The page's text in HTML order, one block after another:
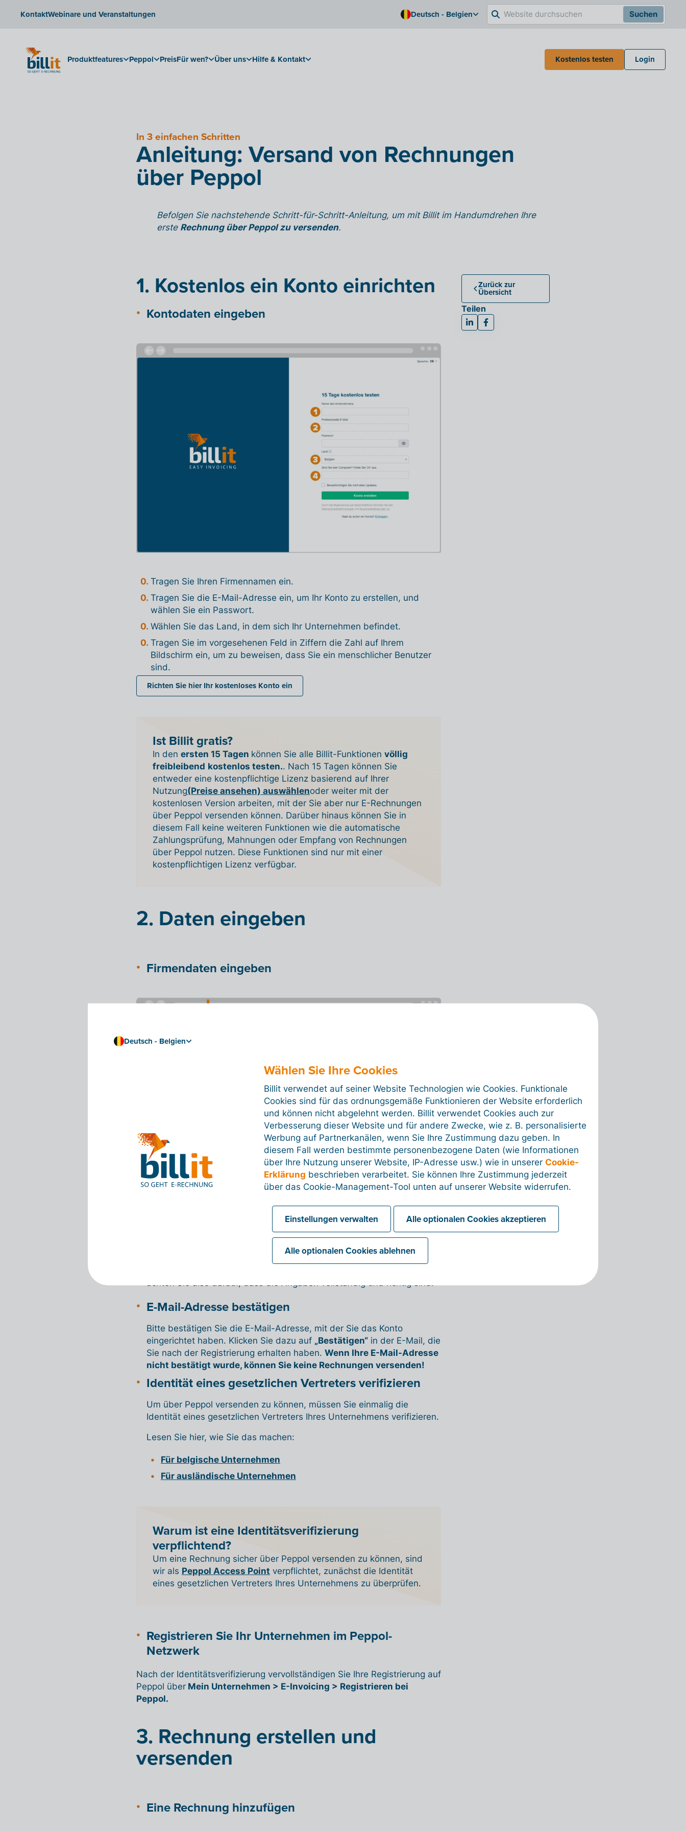
KontaktWebinare und Veranstaltungen Deutsch - Belgien Suchen
Produktfeatures Peppol PreisFür wen? Über uns Hilfe & Kontakt Kostenlos testen Login
In 3 einfachen Schritten
Anleitung: Versand von Rechnungen
über Peppol
Befolgen Sie nachstehende Schritt-für-Schritt-Anleitung, um mit Billit im Handumdrehen Ihre
erste Rechnung über Peppol zu versenden.
1. Kostenlos ein Konto einrichten
Kontodaten eingeben
Tragen Sie Ihren Firmennamen ein.
Tragen Sie die E-Mail-Adresse ein, um Ihr Konto zu erstellen, und
wählen Sie ein Passwort.
Wählen Sie das Land, in dem sich Ihr Unternehmen befindet.
Tragen Sie im vorgesehenen Feld in Ziffern die Zahl auf Ihrem
Bildschirm ein, um zu beweisen, dass Sie ein menschlicher Benutzer
sind.
Richten Sie hier Ihr kostenloses Konto ein
Ist Billit gratis?
In den ersten 15 Tagen können Sie alle Billit-Funktionen völlig
freibleibend kostenlos testen.. Nach 15 Tagen können Sie
entweder eine kostenpflichtige Lizenz basierend auf Ihrer
Nutzung(Preise ansehen) auswählenoder weiter mit der
kostenlosen Version arbeiten, mit der Sie aber nur E-Rechnungen
über Peppol versenden können. Darüber hinaus können Sie in
diesem Fall keine weiteren Funktionen wie die automatische
Zahlungsprüfung, Mahnungen oder Empfang von Rechnungen
über Peppol nutzen. Diese Funktionen sind nur mit einer
kostenpflichtigen Lizenz verfügbar.
2. Daten eingeben
Firmendaten eingeben
Klicken Sie in Billit im Menü links auf„Mein Unternehmen“,um die
Registerkarte „Unternehmen“ zu öffnen, und füllen Sie alle Pflichtfelder
aus (USt-IdNr. oder ZDU-Nr., Kundenname, IBAN, E-Mail-Adresse und
E-Mail-Adresse bestätigen
Bitte bestätigen Sie die E-Mail-Adresse, mit der Sie das Konto
eingerichtet haben. Klicken Sie dazu auf „Bestätigen“ in der E-Mail, die
Sie nach der Registrierung erhalten haben. Wenn Ihre E-Mail-Adresse
nicht bestätigt wurde, können Sie keine Rechnungen versenden!
Identität eines gesetzlichen Vertreters verifizieren
Um über Peppol versenden zu können, müssen Sie einmalig die
Identität eines gesetzlichen Vertreters Ihres Unternehmens verifizieren.
Lesen Sie hier, wie Sie das machen:
Für belgische Unternehmen
Für ausländische Unternehmen
Warum ist eine Identitätsverifizierung
verpflichtend?
Um eine Rechnung sicher über Peppol versenden zu können, sind
wir als Peppol Access Point verpflichtet, zunächst die Identität
eines gesetzlichen Vertreters Ihres Unternehmens zu überprüfen.
Registrieren Sie Ihr Unternehmen im Peppol-
Netzwerk
Nach der Identitätsverifizierung vervollständigen Sie Ihre Registrierung auf
Peppol über Mein Unternehmen > E-Invoicing > Registrieren bei
Peppol.
3. Rechnung erstellen und
versenden
Eine Rechnung hinzufügen
Zurück zur
Übersicht
Teilen
Deutsch - Belgien
Wählen Sie Ihre Cookies
Billit verwendet auf seiner Website Technologien wie Cookies. Funktionale
Cookies sind für das ordnungsgemäße Funktionieren der Website erforderlich
und können nicht abgelehnt werden. Billit verwendet Cookies auch zur
Verbesserung dieser Website und für andere Zwecke, wie z. B. personalisierte
Werbung auf Partnerkanälen, wenn Sie Ihre Zustimmung dazu geben. In
diesem Fall werden bestimmte personenbezogene Daten (wie Informationen
über Ihre Nutzung unserer Website, IP-Adresse usw.) wie in unsererCookie-
Erklärung beschrieben verarbeitet. Sie können Ihre Zustimmung jederzeit
über das Cookie-Management-Tool unten auf unserer Website widerrufen.
Einstellungen verwalten Alle optionalen Cookies akzeptieren
Alle optionalen Cookies ablehnen